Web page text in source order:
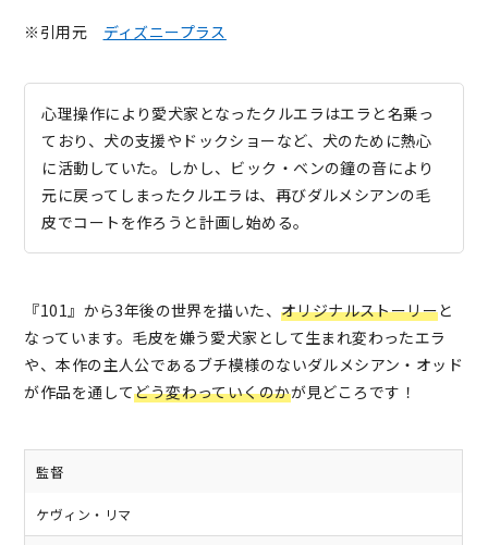
※引用元 ディズニープラス
心理操作により愛犬家となったクルエラはエラと名乗っ
ており、犬の支援やドックショーなど、犬のために熱心
に活動していた。しかし、ビック・ベンの鐘の音により
元に戻ってしまったクルエラは、再びダルメシアンの毛
皮でコートを作ろうと計画し始める。
『101』から3年後の世界を描いた、 オリジナルストーリーと
なっています。毛皮を嫌う愛犬家として生まれ変わったエラ
や、本作の主人公であるブチ模様のないダルメシアン・オッド
が作品を通してどう変わっていくのかが見どころです！
監督
ケヴィン・リマ